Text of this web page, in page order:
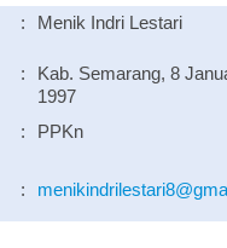
: Menik Indri Lestari
:
Kab. Semarang, 8
1997
: PPKn
: